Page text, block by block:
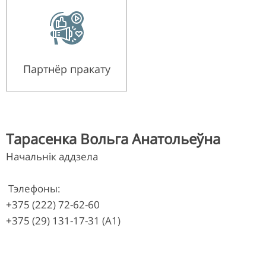
Партнёр пракату
Тарасенка Вольга Анатольеўна
Начальнік аддзела
Тэлефоны:
+375 (222) 72-62-60
+375 (29) 131-17-31 (A1)